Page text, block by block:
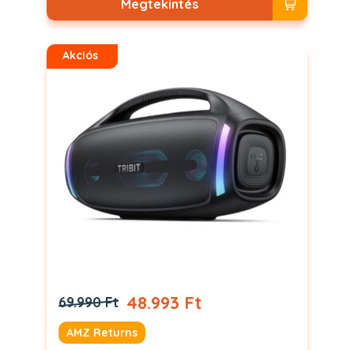
Megtekintés
Akciós
69.990 Ft 48.993 Ft
AMZ Returns